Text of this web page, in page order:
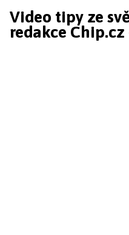
Video tipy ze
redakce Chip.cz